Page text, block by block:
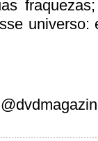
universo: